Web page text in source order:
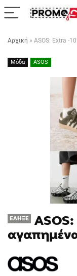
Αρχική » ASOS: Extra -
Μόδα ASOS
ΈΛΗΞΕ